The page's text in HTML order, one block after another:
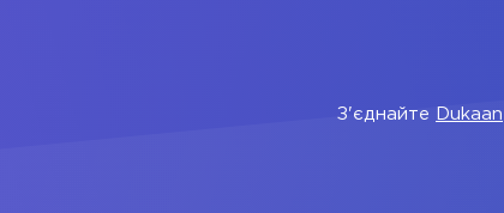
З'єднайте Dukaan